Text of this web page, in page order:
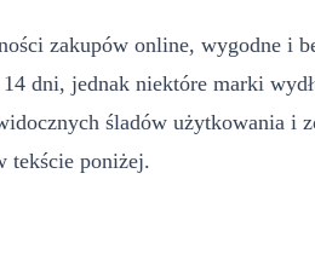
zakupów online, wygodne i
dni, jednak niektóre marki
śladów użytkowania i
tekście poniżej.